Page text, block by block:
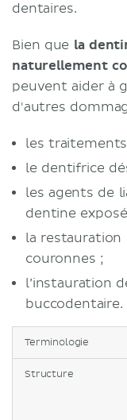
dentaires.
Bien que la
naturellement
peuvent aider à
d'autres
les
le dentifrice
les agents de
dentine
la restauration
couronnes ;
l’instauration
buccodentaire.
Terminologie
Structure